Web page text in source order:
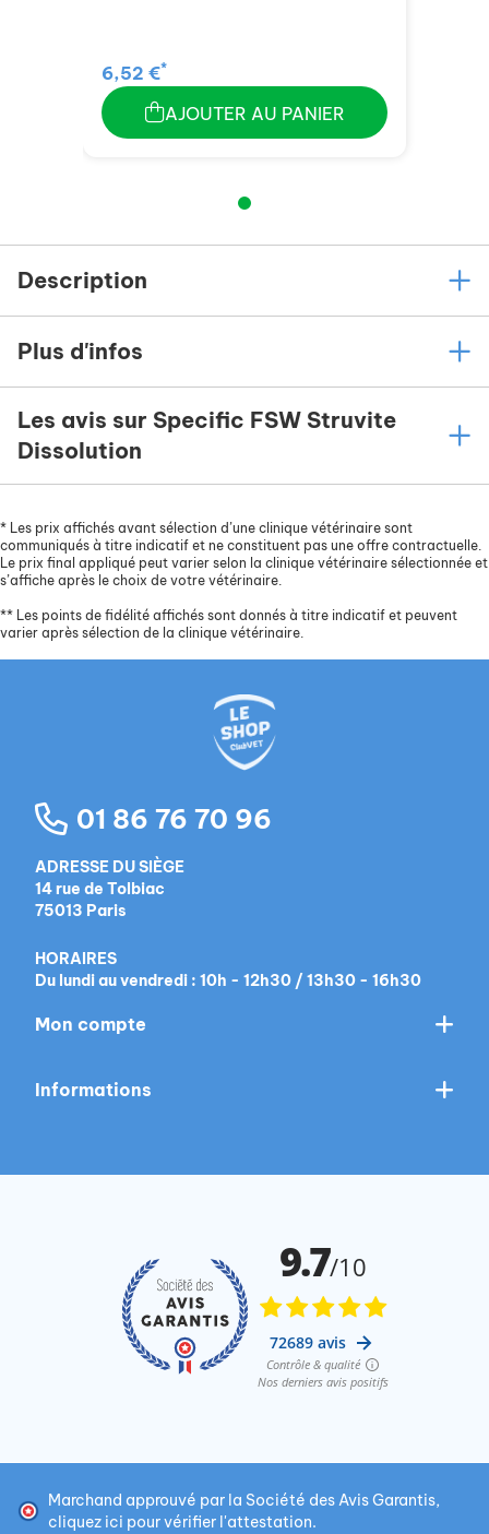
6,52 €*
AJOUTER AU PANIER
Description
Plus d'infos
Les avis sur Specific FSW Struvite
Dissolution
* Les prix affichés avant sélection d’une clinique vétérinaire sont
communiqués à titre indicatif et ne constituent pas une offre contractuelle.
Le prix final appliqué peut varier selon la clinique vétérinaire sélectionnée et
s’affiche après le choix de votre vétérinaire.
** Les points de fidélité affichés sont donnés à titre indicatif et peuvent
varier après sélection de la clinique vétérinaire.
01 86 76 70 96
ADRESSE DU SIÈGE
14 rue de Tolbiac
75013 Paris
HORAIRES
Du lundi au vendredi : 10h - 12h30 / 13h30 - 16h30
Mon compte
Informations
Marchand approuvé par la Société des Avis Garantis,
cliquez ici pour vérifier l'attestation.